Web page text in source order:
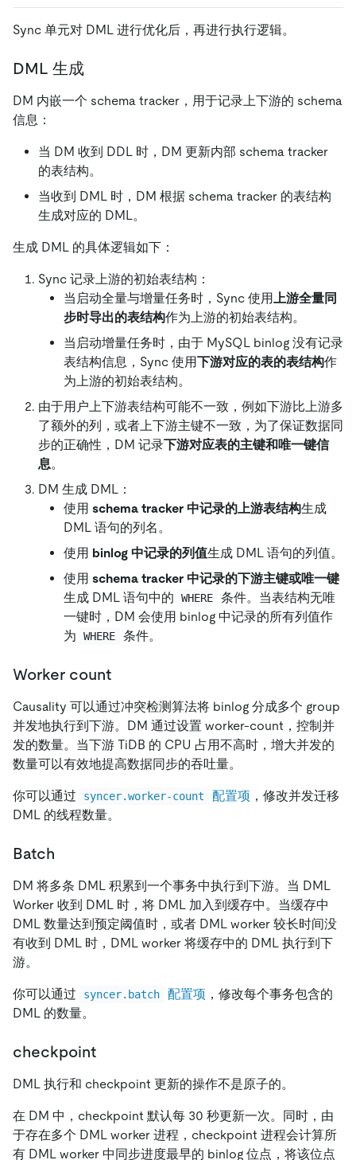
Sync 单元对 DML 进行优化后，再进行执行逻辑。
DML 生成
DM 内嵌一个 schema tracker，用于记录上下游的 schema
信息：
当 DM 收到 DDL 时，DM 更新内部 schema tracker
的表结构。
当收到 DML 时，DM 根据 schema tracker 的表结构
生成对应的 DML。
生成 DML 的具体逻辑如下：
Sync 记录上游的初始表结构：
当启动全量与增量任务时，Sync 使用上游全量同
步时导出的表结构作为上游的初始表结构。
当启动增量任务时，由于 MySQL binlog 没有记录
表结构信息，Sync 使用下游对应的表的表结构作
为上游的初始表结构。
由于用户上下游表结构可能不一致，例如下游比上游多
了额外的列，或者上下游主键不一致，为了保证数据同
步的正确性，DM 记录下游对应表的主键和唯一键信
息。
DM 生成 DML：
使用 schema tracker 中记录的上游表结构生成
DML 语句的列名。
使用 binlog 中记录的列值生成 DML 语句的列值。
使用 schema tracker 中记录的下游主键或唯一键
生成 DML 语句中的
WHERE
条件。当表结构无唯
一键时，DM 会使用 binlog 中记录的所有列值作
为
WHERE 条件。
Worker count
Causality 可以通过冲突检测算法将 binlog 分成多个 group
并发地执行到下游。DM 通过设置 worker-count，控制并
发的数量。当下游 TiDB 的 CPU 占用不高时，增大并发的
数量可以有效地提高数据同步的吞吐量。
你可以通过 syncer.worker-count 配置项 ，修改并发迁移
DML 的线程数量。
Batch
DM 将多条 DML 积累到一个事务中执行到下游。当 DML
Worker 收到 DML 时，将 DML 加入到缓存中。当缓存中
DML 数量达到预定阈值时，或者 DML worker 较长时间没
有收到 DML 时，DML worker 将缓存中的 DML 执行到下
游。
你可以通过 syncer.batch 配置项 ，修改每个事务包含的
DML 的数量。
checkpoint
DML 执行和 checkpoint 更新的操作不是原子的。
在 DM 中，checkpoint 默认每 30 秒更新一次。同时，由
于存在多个 DML worker 进程，checkpoint 进程会计算所
有 DML worker 中同步进度最早的 binlog 位点，将该位点